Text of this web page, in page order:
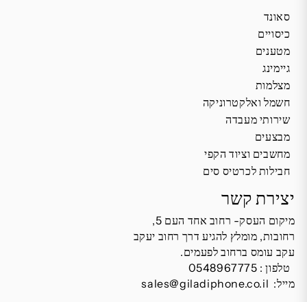
סאונד
כיסויים
מטענים
גיימינג
מצלמות
חשמל ואלקטרוניקה
שירותי מעבדה
מבצעים
מחשבים וציוד הקפי
חבילות לכרטיס סים
יצירת קשר
מיקום העסק- רחוב אחד העם 5,
רחובות, מומלץ להגיע דרך רחוב יעקב
עקב עומס ברחוב לפעמים.
טלפון : 0548967775
מייל: sales@giladiphone.co.il